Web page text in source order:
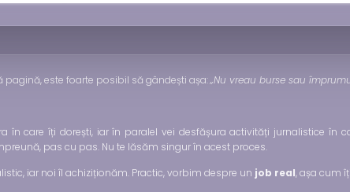
pagină, este foarte posibil să gândești așa:„Nu vreau burse sau
în care îți dorești, iar în paralel vei desfășura activități jurnalistice în
pas cu pas. Nu te lăsăm singur în acest proces.
iar noi îl achiziționăm. Practic, vorbim despre un job real, așa cum